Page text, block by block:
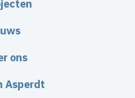
ons
Asperdt